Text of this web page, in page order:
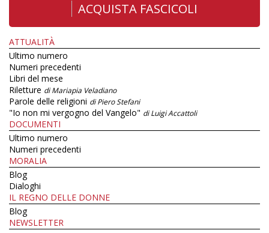
ACQUISTA FASCICOLI
ATTUALITÀ
Ultimo numero
Numeri precedenti
Libri del mese
Riletture di Mariapia Veladiano
Parole delle religioni di Piero Stefani
"Io non mi vergogno del Vangelo" di Luigi Accattoli
DOCUMENTI
Ultimo numero
Numeri precedenti
MORALIA
Blog
Dialoghi
IL REGNO DELLE DONNE
Blog
NEWSLETTER